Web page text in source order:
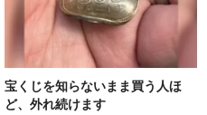
宝くじを知らないまま買う人ほ
ど、外れ続けます